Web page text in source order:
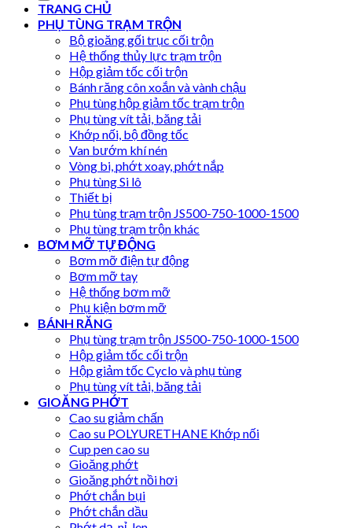
TRANG CHỦ
PHỤ TÙNG TRẠM TRỘN
Bộ gioăng gối trục cối trộn
Hệ thống thủy lực trạm trộn
Hộp giảm tốc cối trộn
Bánh răng côn xoắn và vành chậu
Phụ tùng hộp giảm tốc trạm trộn
Phụ tùng vít tải, băng tải
Khớp nối, bộ đồng tốc
Van bướm khí nén
Vòng bi, phớt xoay, phớt nắp
Phụ tùng Si lô
Thiết bị
Phụ tùng trạm trộn JS500-750-1000-1500
Phụ tùng trạm trộn khác
BƠM MỠ TỰ ĐỘNG
Bơm mỡ điện tự động
Bơm mỡ tay
Hệ thống bơm mỡ
Phụ kiện bơm mỡ
BÁNH RĂNG
Phụ tùng trạm trộn JS500-750-1000-1500
Hộp giảm tốc cối trộn
Hộp giảm tốc Cyclo và phụ tùng
Phụ tùng vít tải, băng tải
GIOĂNG PHỚT
Cao su giảm chấn
Cao su POLYURETHANE Khớp nối
Cup pen cao su
Gioăng phớt
Gioăng phớt nồi hơi
Phớt chắn bụi
Phớt chắn dầu